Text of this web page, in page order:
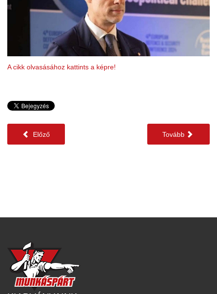
A cikk olvasásához kattints a képre!
Előző Tovább